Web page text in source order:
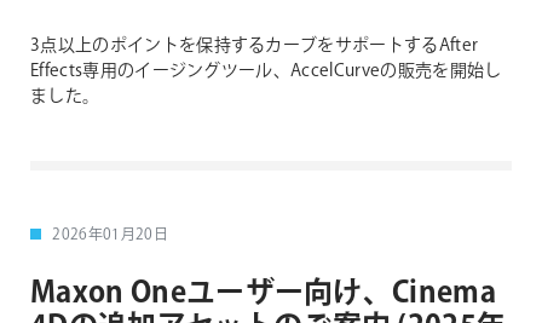
3点以上のポイントを保持するカーブをサポートするAfter
Effects専用のイージングツール、AccelCurveの販売を開始し
ました。
2026年01月20日
Maxon Oneユーザー向け、Cinema